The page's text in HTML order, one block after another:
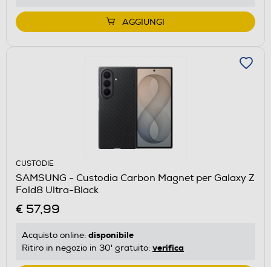
AGGIUNGI
CUSTODIE
SAMSUNG - Custodia Carbon Magnet per Galaxy Z
Fold8 Ultra-Black
€ 57,99
Acquisto online: disponibile
Ritiro in negozio in 30' gratuito: verifica